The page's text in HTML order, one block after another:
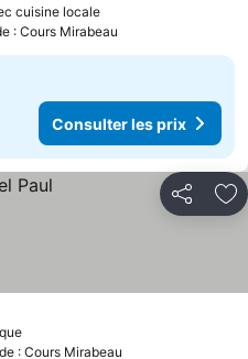
cuisine locale
: Cours Mirabeau
Consulter les prix
Partager
: Cours Mirabeau